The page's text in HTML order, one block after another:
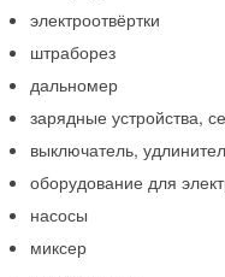
электроотвёртки
штраборез
дальномер
зарядные устройства,
выключатель,
оборудование для
насосы
миксер